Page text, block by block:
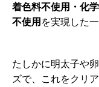
着色料不使用・化
不使用 を実現した
たしかに明太子や
ズで、これをクリ